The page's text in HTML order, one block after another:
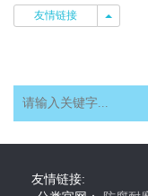
友情链接
友情链接: